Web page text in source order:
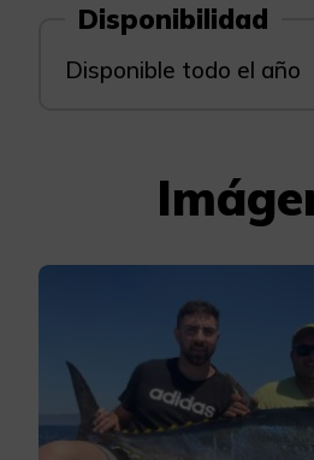
Disponibilidad
Disponible todo el año